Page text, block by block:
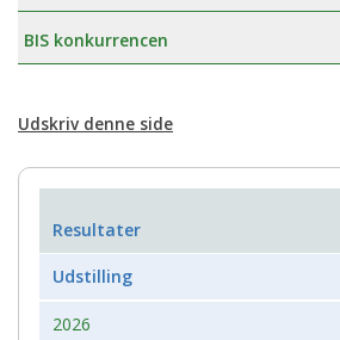
BIS konkurrencen
Udskriv denne side
Resultater
Udstilling
2026